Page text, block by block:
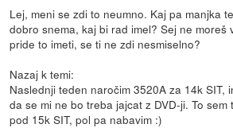
Lej, meni se zdi to neumno. Kaj pa manjka
dobro snema, kaj bi rad imel? Sej ne moreš
pride to imeti, se ti ne zdi nesmiselno?
Nazaj k temi:
Naslednji teden naročim 3520A za 14k SIT,
da se mi ne bo treba jajcat z DVD-ji. To
pod 15k SIT, pol pa nabavim :)